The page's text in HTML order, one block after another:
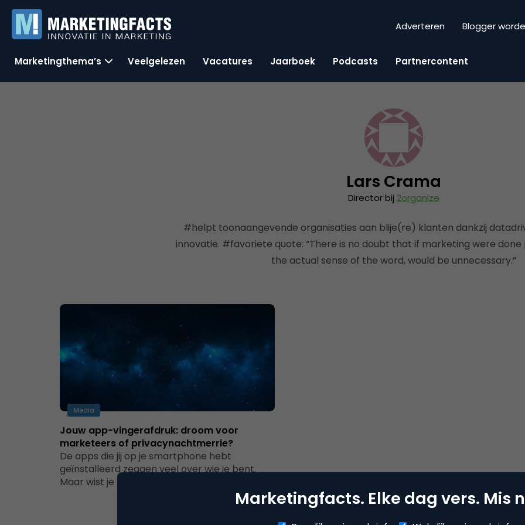
Adverteren Blogger
Marketingthema’s Veelgelezen Vacatures Jaarboek Podcasts Partnercontent
Lars Crama
Director bij 2organize
#helpt toonaangevende organisaties aan blije(re) klanten dankzij
innovatie. #favoriete quote: “There is no doubt that if marketing were done
the actual sense of the word, would be unnecessary.”
Media
Jouw app-vingerafdruk: droom voor
marketeers of privacynachtmerrie?
De apps die jij op je smartphone hebt
geïnstalleerd zeggen veel over wie je bent.
Maar wist je dat ik…
Marketingfacts. Elke dag vers. Mis